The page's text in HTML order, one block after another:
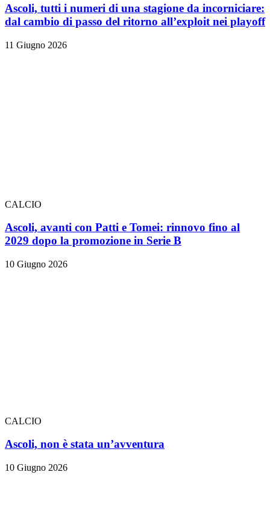
Ascoli, tutti i numeri di una stagione da incorniciare:
dal cambio di passo del ritorno all’exploit nei playoff
11 Giugno 2026
CALCIO
Ascoli, avanti con Patti e Tomei: rinnovo fino al
2029 dopo la promozione in Serie B
10 Giugno 2026
CALCIO
Ascoli, non è stata un’avventura
10 Giugno 2026